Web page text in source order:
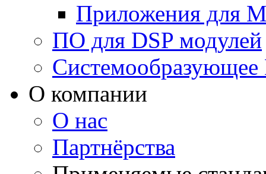
Приложения для
ПО для DSP модулей
О компании
О нас
Партнёрства